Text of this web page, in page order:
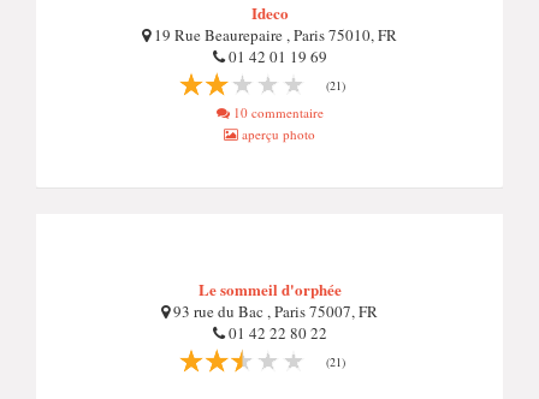
Ideco
19 Rue Beaurepaire , Paris 75010, FR
01 42 01 19 69
(21)
10 commentaire
aperçu photo
Le sommeil d'orphée
93 rue du Bac , Paris 75007, FR
01 42 22 80 22
(21)